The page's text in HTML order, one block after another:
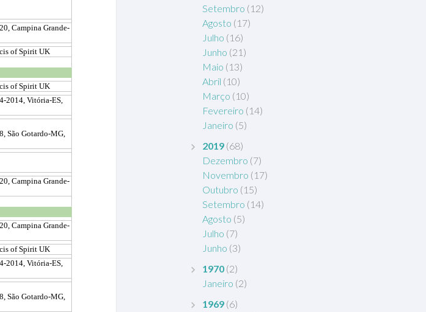
Setembro (12)
Agosto (17)
Julho (16)
Junho (21)
Maio (13)
Abril (10)
Março (10)
Fevereiro (14)
Janeiro (5)
2019 (68)
Dezembro (7)
Novembro (17)
Outubro (15)
Setembro (14)
Agosto (5)
Julho (7)
Junho (3)
1970 (2)
Janeiro (2)
1969 (6)